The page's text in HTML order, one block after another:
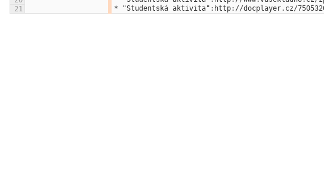
21
* "Studentská aktivita":http://docplayer.cz/